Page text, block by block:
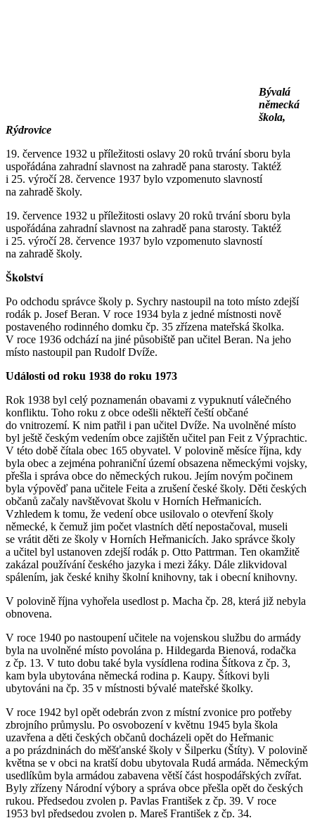
Bývalá
německá
škola,
Rýdrovice
19. července 1932 u příležitosti oslavy 20 roků trvání sboru byla
uspořádána zahradní slavnost na zahradě pana starosty. Taktéž
i 25. výročí 28. července 1937 bylo vzpomenuto slavností
na zahradě školy.
19. července 1932 u příležitosti oslavy 20 roků trvání sboru byla
uspořádána zahradní slavnost na zahradě pana starosty. Taktéž
i 25. výročí 28. července 1937 bylo vzpomenuto slavností
na zahradě školy.
Školství
Po odchodu správce školy p. Sychry nastoupil na toto místo zdejší
rodák p. Josef Beran. V roce 1934 byla z jedné místnosti nově
postaveného rodinného domku čp. 35 zřízena mateřská školka.
V roce 1936 odchází na jiné působiště pan učitel Beran. Na jeho
místo nastoupil pan Rudolf Dvíže.
Události od roku 1938 do roku 1973
Rok 1938 byl celý poznamenán obavami z vypuknutí válečného
konfliktu. Toho roku z obce odešli někteří čeští občané
do vnitrozemí. K nim patřil i pan učitel Dvíže. Na uvolněné místo
byl ještě českým vedením obce zajištěn učitel pan Feit z Výprachtic.
V této době čítala obec 165 obyvatel. V polovině měsíce října, kdy
byla obec a zejména pohraniční území obsazena německými vojsky,
přešla i správa obce do německých rukou. Jejím novým počinem
byla výpověď pana učitele Feita a zrušení české školy. Děti českých
občanů začaly navštěvovat školu v Horních Heřmanicích.
Vzhledem k tomu, že vedení obce usilovalo o otevření školy
německé, k čemuž jim počet vlastních dětí nepostačoval, museli
se vrátit děti ze školy v Horních Heřmanicích. Jako správce školy
a učitel byl ustanoven zdejší rodák p. Otto Pattrman. Ten okamžitě
zakázal používání českého jazyka i mezi žáky. Dále zlikvidoval
spálením, jak české knihy školní knihovny, tak i obecní knihovny.
V polovině října vyhořela usedlost p. Macha čp. 28, která již nebyla
obnovena.
V roce 1940 po nastoupení učitele na vojenskou službu do armády
byla na uvolněné místo povolána p. Hildegarda Bienová, rodačka
z čp. 13. V tuto dobu také byla vysídlena rodina Šítkova z čp. 3,
kam byla ubytována německá rodina p. Kaupy. Šítkovi byli
ubytováni na čp. 35 v místnosti bývalé mateřské školky.
V roce 1942 byl opět odebrán zvon z místní zvonice pro potřeby
zbrojního průmyslu. Po osvobození v květnu 1945 byla škola
uzavřena a děti českých občanů docházeli opět do Heřmanic
a po prázdninách do měšťanské školy v Šilperku (Štíty). V polovině
května se v obci na kratší dobu ubytovala Rudá armáda. Německým
usedlíkům byla armádou zabavena větší část hospodářských zvířat.
Byly zřízeny Národní výbory a správa obce přešla opět do českých
rukou. Předsedou zvolen p. Pavlas František z čp. 39. V roce
1953 byl předsedou zvolen p. Mareš František z čp. 34.